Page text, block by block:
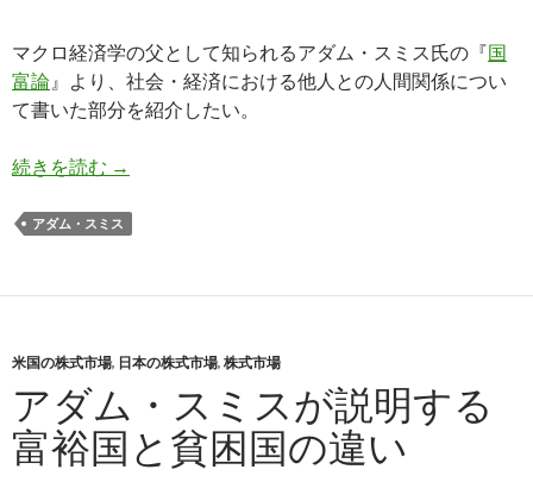
マクロ経済学の父として知られるアダム・スミス氏の『国
富論 』より、社会・経済における他人との人間関係につい
て書いた部分を紹介したい。
続きを読む アダム・スミス氏: 乞食だけが補助金や給付金
→
アダム・スミス
米国の株式市場, 日本の株式市場, 株式市場
アダム・スミスが説明する
富裕国と貧困国の違い